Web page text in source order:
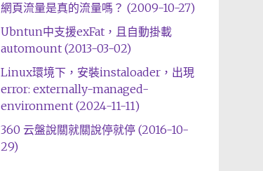
網頁流量是真的流量嗎？ (2009-10-27)
Ubntun中支援exFat，且自動掛載
automount (2013-03-02)
Linux環境下，安裝instaloader，出現
error: externally-managed-
environment (2024-11-11)
360 云盤說關就關說停就停 (2016-10-
29)